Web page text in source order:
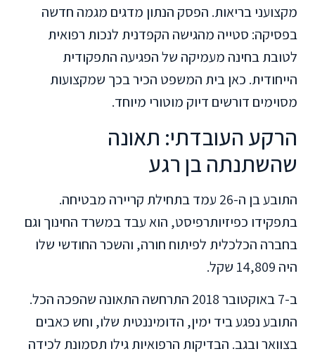
מקצועני בריאות. הפסק הנתון מדגים מגמה חדשה
בפסיקה: סטייה מהגישה הקפדנית לנכות רפואית
לטובת בחינה מעמיקה של הפגיעה התפקודית
הייחודית. כאן בית המשפט הכיר בכך שמקצועות
מסוימים דורשים דיוק מוטורי מיוחד.
הרקע העובדתי: תאונה
שהשתנתה בן רגע
התובע בן ה-26 עמד בתחילת קריירה מבטיחה.
בתפקידו כפיזיותרפיסט, הוא עבד במשרד החינוך וגם
בחברה הכלכלית לפיתוח חורה, והשכר החודשי שלו
היה 14,809 שקל.
ב-7 באוקטובר 2018 התרחשה התאונה שהפכה הכל.
התובע נפגע ביד ימין, הדומיננטית שלו, וחש כאבים
בצוואר ובגב. הבדיקות הרפואיות גילו תסמונת לכידה